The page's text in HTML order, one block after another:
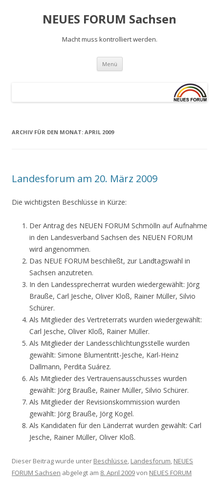
NEUES FORUM Sachsen
Macht muss kontrolliert werden.
Menü Springe
Inhalt
ARCHIV FÜR DEN MONAT: APRIL 2009
Landesforum am 20. März 2009
Die wichtigsten Beschlüsse in Kürze:
Der Antrag des NEUEN FORUM Schmölln auf Aufnahme
in den Landesverband Sachsen des NEUEN FORUM
wird angenommen.
Das NEUE FORUM beschließt, zur Landtagswahl in
Sachsen anzutreten.
In den Landessprecherrat wurden wiedergewählt: Jörg
Brauße, Carl Jesche, Oliver Kloß, Rainer Müller, Silvio
Schürer.
Als Mitglieder des Vertreterrats wurden wiedergewählt:
Carl Jesche, Oliver Kloß, Rainer Müller.
Als Mitglieder der Landesschlichtungsstelle wurden
gewählt: Simone Blumentritt-Jesche, Karl-Heinz
Dallmann, Perdita Suárez.
Als Mitglieder des Vertrauensausschusses wurden
gewählt: Jörg Brauße, Rainer Müller, Silvio Schürer.
Als Mitglieder der Revisionskommission wurden
gewählt: Jörg Brauße, Jörg Kogel.
Als Kandidaten für den Länderrat wurden gewählt: Carl
Jesche, Rainer Müller, Oliver Kloß.
Dieser Beitrag wurde unter Beschlüsse, Landesforum, NEUES
FORUM Sachsen abgelegt am 8. April 2009von NEUES FORUM